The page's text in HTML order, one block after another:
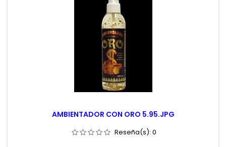
AMBIENTADOR CON ORO 5.95.JPG
Reseña(s): 0